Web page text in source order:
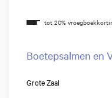
Boetepsalmen en
Grote Zaal